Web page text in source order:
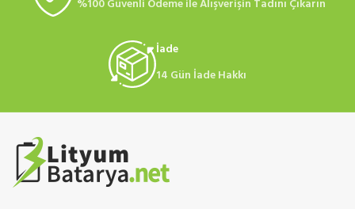
%100 Güvenli Ödeme ile Alışverişin Tadını Çıkarın
İade
14 Gün İade Hakkı